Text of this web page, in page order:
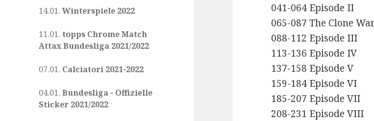
14.01.Winterspiele 2022
11.01.topps Chrome Match
Attax Bundesliga 2021/2022
07.01. Calciatori 2021-2022
04.01.Bundesliga - Offizielle
Sticker 2021/2022
041-064 Episode II
065-087 The Clone
088-112 Episode III
113-136 Episode IV
137-158 Episode V
159-184 Episode VI
185-207 Episode VII
208-231 Episode VIII